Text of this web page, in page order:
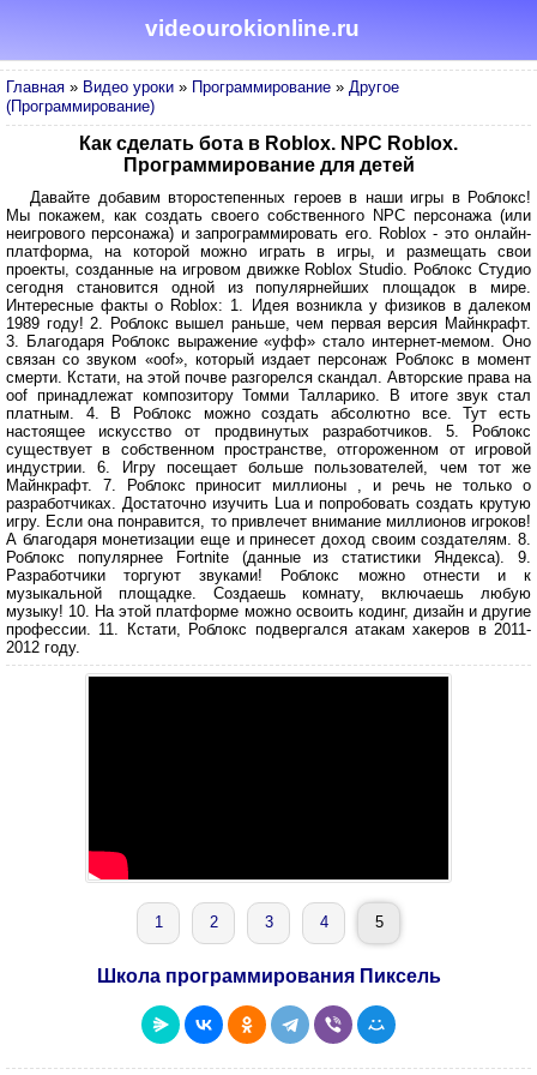
videourokionline.ru
Главная » Видео уроки » Программирование » Другое
(Программирование)
Как сделать бота в Roblox. NPC Roblox.
Программирование для детей
Давайте добавим второстепенных героев в наши игры в Роблокс!
Мы покажем, как создать своего собственного NPC персонажа (или
неигрового персонажа) и запрограммировать его. Roblox - это онлайн-
платформа, на которой можно играть в игры, и размещать свои
проекты, созданные на игровом движке Roblox Studio. Роблокс Студио
сегодня становится одной из популярнейших площадок в мире.
Интересные факты о Roblox: 1. Идея возникла у физиков в далеком
1989 году! 2. Роблокс вышел раньше, чем первая версия Майнкрафт.
3. Благодаря Роблокс выражение «уфф» стало интернет-мемом. Оно
связан со звуком «oof», который издает персонаж Роблокс в момент
смерти. Кстати, на этой почве разгорелся скандал. Авторские права на
oof принадлежат композитору Томми Талларико. В итоге звук стал
платным. 4. В Роблокс можно создать абсолютно все. Тут есть
настоящее искусство от продвинутых разработчиков. 5. Роблокс
существует в собственном пространстве, отгороженном от игровой
индустрии. 6. Игру посещает больше пользователей, чем тот же
Майнкрафт. 7. Роблокс приносит миллионы , и речь не только о
разработчиках. Достаточно изучить Lua и попробовать создать крутую
игру. Если она понравится, то привлечет внимание миллионов игроков!
А благодаря монетизации еще и принесет доход своим создателям. 8.
Роблокс популярнее Fortnite (данные из статистики Яндекса). 9.
Разработчики торгуют звуками! Роблокс можно отнести и к
музыкальной площадке. Создаешь комнату, включаешь любую
музыку! 10. На этой платформе можно освоить кодинг, дизайн и другие
профессии. 11. Кстати, Роблокс подвергался атакам хакеров в 2011-
2012 году.
1 2 3 4 5
Школа программирования Пиксель